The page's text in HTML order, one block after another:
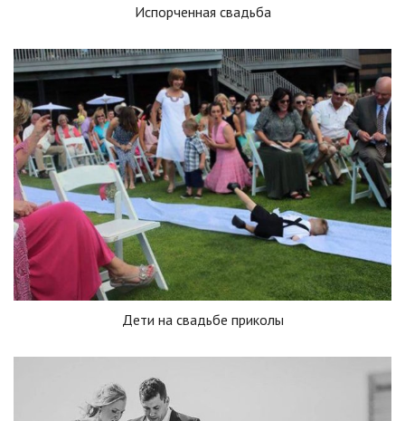
Испорченная свадьба
Дети на свадьбе приколы